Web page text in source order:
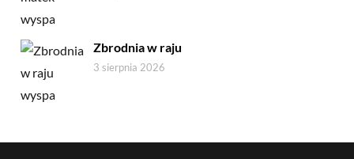
Zbrodnia w raju
3 sierpnia 2026